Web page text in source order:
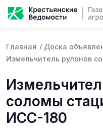
Главная / Доска
Измельчитель рулонов
соломы
ИСС-180